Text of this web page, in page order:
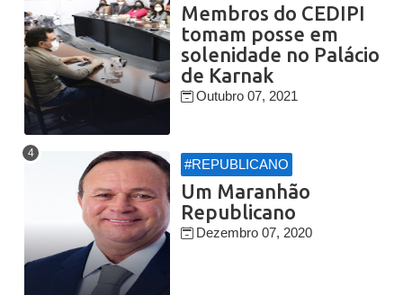
Membros do CEDIPI
tomam posse em
solenidade no Palácio
de Karnak
Outubro 07, 2021
#REPUBLICANO
Um Maranhão
Republicano
Dezembro 07, 2020